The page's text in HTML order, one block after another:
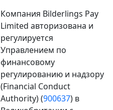
Компания Bilderlings Pay
Limited авторизована и
регулируется
Управлением по
финансовому
регулированию и надзору
(Financial Conduct
Authority) (900637) в